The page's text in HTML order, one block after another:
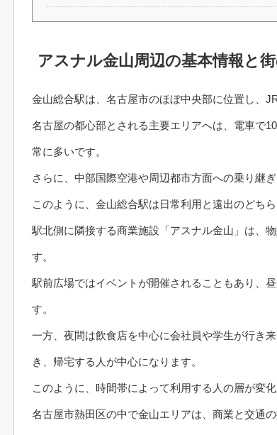
アスナル金山周辺の基本情報と
金山総合駅は、名古屋市のほぼ中央部に位置し、
名古屋の都心部とされる主要エリアへは、電車で
常に多いです。
さらに、中部国際空港や周辺都市方面への乗り継
このように、金山総合駅は日常利用と遠出のどち
駅北側に隣接する商業施設「アスナル金山」は、
す。
駅前広場ではイベントが開催されることもあり、
す。
一方、夜間は飲食店を中心に会社員や学生が行き
き、帰宅する人が中心になります。
このように、時間帯によって利用する人の層が変
名古屋市熱田区の中で金山エリアは、商業と交通